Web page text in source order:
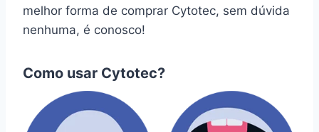
melhor forma de comprar Cytotec, sem dúvida
nenhuma, é conosco!
Como usar Cytotec?